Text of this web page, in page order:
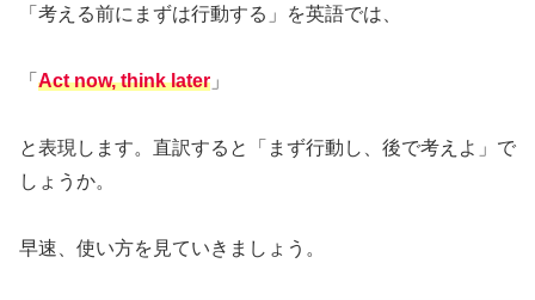
「考える前にまずは行動する」を英語では、
「 Act now, think later 」
と表現します。直訳すると「まず行動し、後で考えよ」で
しょうか。
早速、使い方を見ていきましょう。